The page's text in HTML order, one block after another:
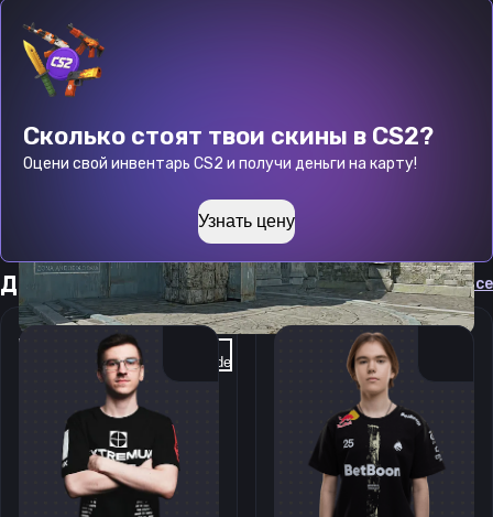
Previous slide Next slide
Сколько стоят твои скины в CS2?
Оцени свой инвентарь CS2 и получи деньги на карту!
Узнать цену
Другие прицелы Cмотреть все